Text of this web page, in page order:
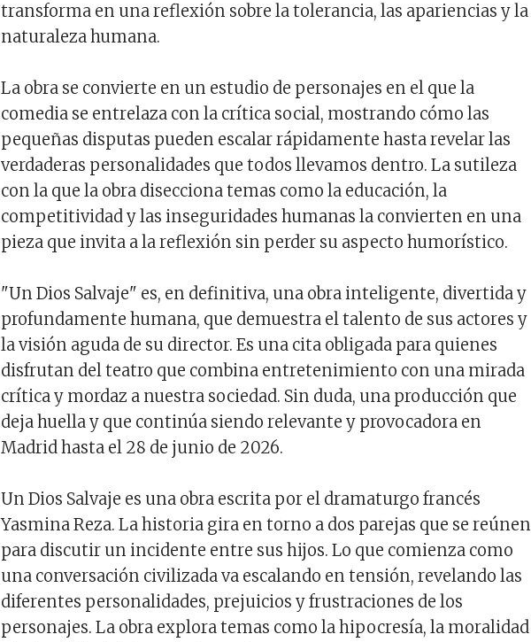
transforma en una reflexión sobre la tolerancia, las apariencias y la
naturaleza humana.
La obra se convierte en un estudio de personajes en el que la
comedia se entrelaza con la crítica social, mostrando cómo las
pequeñas disputas pueden escalar rápidamente hasta revelar las
verdaderas personalidades que todos llevamos dentro. La sutileza
con la que la obra disecciona temas como la educación, la
competitividad y las inseguridades humanas la convierten en una
pieza que invita a la reflexión sin perder su aspecto humorístico.
"Un Dios Salvaje" es, en definitiva, una obra inteligente, divertida y
profundamente humana, que demuestra el talento de sus actores y
la visión aguda de su director. Es una cita obligada para quienes
disfrutan del teatro que combina entretenimiento con una mirada
crítica y mordaz a nuestra sociedad. Sin duda, una producción que
deja huella y que continúa siendo relevante y provocadora en
Madrid hasta el 28 de junio de 2026.
Un Dios Salvaje es una obra escrita por el dramaturgo francés
Yasmina Reza. La historia gira en torno a dos parejas que se reúnen
para discutir un incidente entre sus hijos. Lo que comienza como
una conversación civilizada va escalando en tensión, revelando las
diferentes personalidades, prejuicios y frustraciones de los
personajes. La obra explora temas como la hipocresía, la moralidad